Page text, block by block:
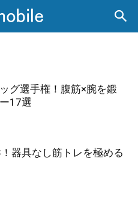
グ選手権！腹筋×腕を鍛
17選
器具なし筋トレを極める